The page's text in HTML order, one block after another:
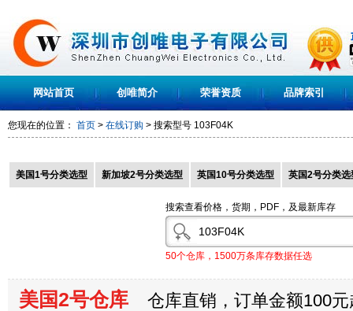
网站首页 创唯简介 荣誉资质 品牌索引
您现在的位置： 首页 > 在线订购 > 搜索型号 103F04K
美国1号分类选型 新加坡2号分类选型 英国10号分类选型 英国2号分类选
搜索查看价格，货期，PDF，及最新库存
50个仓库，1500万条库存数据任选
美国2号仓库 仓库直销，订单金额100元